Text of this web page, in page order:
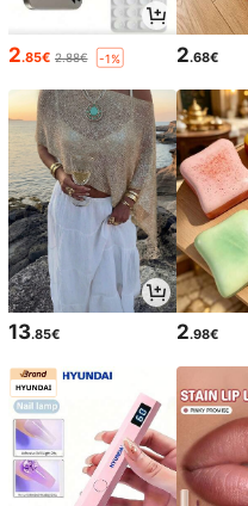
2.85€ 2.88€ -1% 2.68€
13.85€ 2.98€